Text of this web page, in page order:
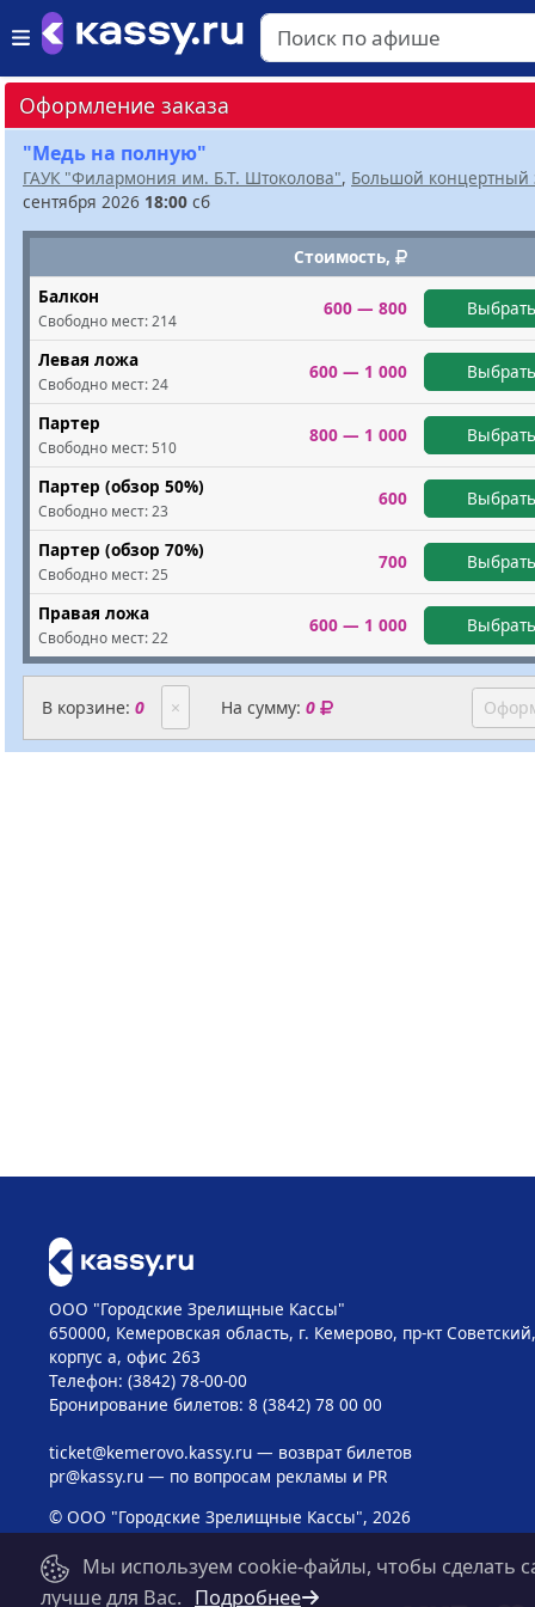
Оформление заказа
"Медь на полную"
ГАУК "Филармония им. Б.Т. Штоколова", Большой концертный
сентября 2026 18:00 сб
Стоимость,
Балкон
Свободно мест: 214
600 — 800
Левая ложа
Свободно мест: 24
600 — 1 000
Партер
Свободно мест: 510
800 — 1 000
Партер (обзор 50%)
Свободно мест: 23
600
Партер (обзор 70%)
Свободно мест: 25
700
Правая ложа
Свободно мест: 22
600 — 1 000
В корзине: 0 × На сумму:0
ООО "Городские Зрелищные Кассы"
650000, Кемеровская область, г. Кемерово, пр-кт
корпус а, офис 263
Телефон: (3842) 78-00-00
Бронирование билетов: 8 (3842) 78 00 00
ticket@kemerovo.kassy.ru— возврат билетов
pr@kassy.ru— по вопросам рекламы и PR
© ООО "Городские Зрелищные Кассы", 2026
Мы используем cookie-файлы, чтобы сделать
лучше для Вас. Подробнее